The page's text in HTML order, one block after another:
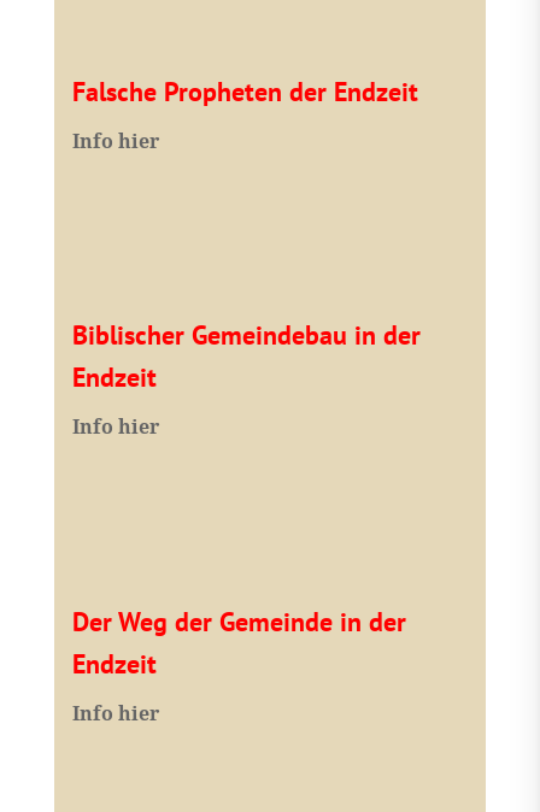
Falsche Propheten der Endzeit
Info hier
Biblischer Gemeindebau in der
Endzeit
Info hier
Der Weg der Gemeinde in der
Endzeit
Info hier